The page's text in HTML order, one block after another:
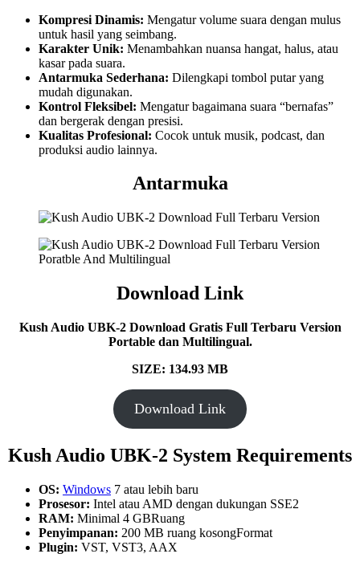
Kompresi Dinamis: Mengatur volume suara dengan mulus
untuk hasil yang seimbang.
Karakter Unik: Menambahkan nuansa hangat, halus, atau
kasar pada suara.
Antarmuka Sederhana: Dilengkapi tombol putar yang
mudah digunakan.
Kontrol Fleksibel: Mengatur bagaimana suara “bernafas”
dan bergerak dengan presisi.
Kualitas Profesional: Cocok untuk musik, podcast, dan
produksi audio lainnya.
Antarmuka
Download Link
Kush Audio UBK-2 Download Gratis Full Terbaru Version
Portable dan Multilingual.
SIZE: 134.93 MB
Download Link
Kush Audio UBK-2 System Requirements
OS: Windows 7 atau lebih baru
Prosesor: Intel atau AMD dengan dukungan SSE2
RAM: Minimal 4 GBRuang
Penyimpanan: 200 MB ruang kosongFormat
Plugin: VST, VST3, AAX